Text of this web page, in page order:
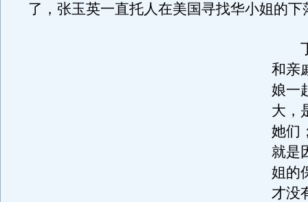
了，张玉英一直托人在美国寻找华小姐的下
丁
和亲
娘一
大，
她们
就是
姐的
才没